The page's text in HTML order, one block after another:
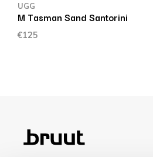
UGG
M Tasman Sand Santorini
€125